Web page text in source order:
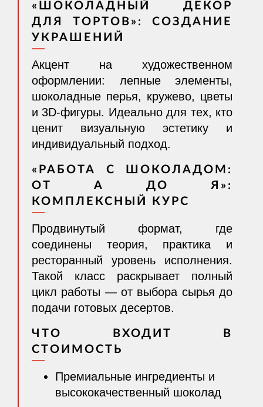
«ШОКОЛАДНЫЙ ДЕКОР
ДЛЯ ТОРТОВ»: СОЗДАНИЕ
УКРАШЕНИЙ
Акцент на художественном
оформлении: лепные элементы,
шоколадные перья, кружево, цветы
и 3D-фигуры. Идеально для тех, кто
ценит визуальную эстетику и
индивидуальный подход.
«РАБОТА С ШОКОЛАДОМ:
ОТ А ДО Я»:
КОМПЛЕКСНЫЙ КУРС
Продвинутый формат, где
соединены теория, практика и
ресторанный уровень исполнения.
Такой класс раскрывает полный
цикл работы — от выбора сырья до
подачи готовых десертов.
ЧТО ВХОДИТ В
СТОИМОСТЬ
Премиальные ингредиенты и
высококачественный шоколад